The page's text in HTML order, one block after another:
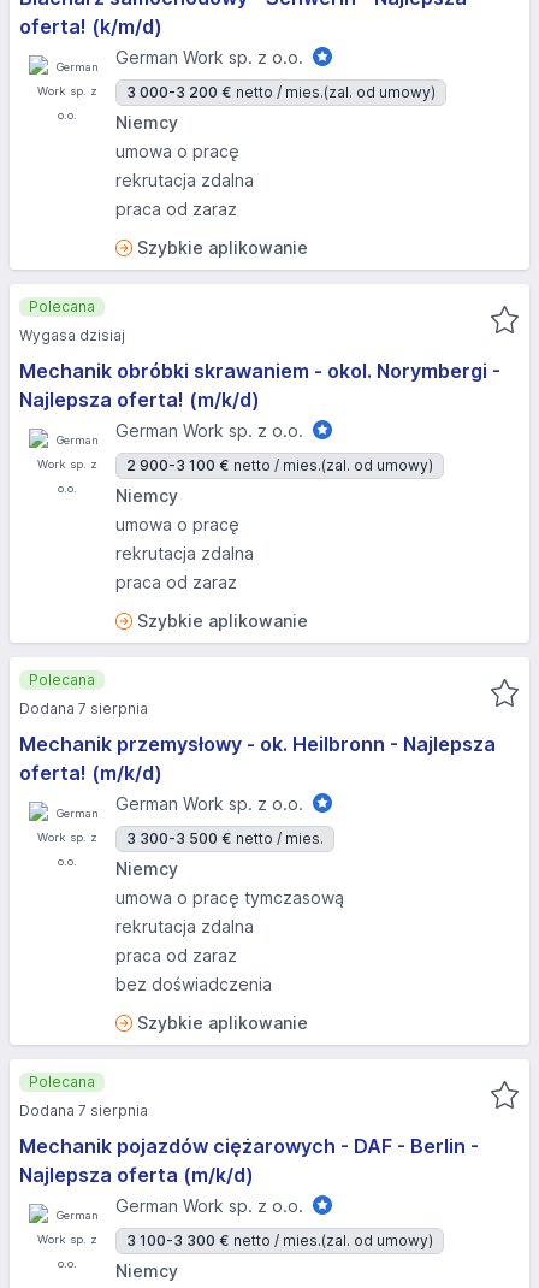
oferta! (k/m/d)
German Work sp. z o.o.
3 000-3 200 € netto / mies.(zal. od umowy)
Niemcy
umowa o pracę
rekrutacja zdalna
praca od zaraz
Szybkie aplikowanie
Mechanik obróbki skrawaniem - okol. Norymbergi -
Najlepsza oferta! (m/k/d)
German Work sp. z o.o.
2 900-3 100 € netto / mies.(zal. od umowy)
Niemcy
umowa o pracę
rekrutacja zdalna
praca od zaraz
Szybkie aplikowanie
Polecana
Wygasa dzisiaj
Mechanik przemysłowy - ok. Heilbronn - Najlepsza
oferta! (m/k/d)
German Work sp. z o.o.
3 300-3 500 € netto / mies.
Niemcy
umowa o pracę tymczasową
rekrutacja zdalna
praca od zaraz
bez doświadczenia
Szybkie aplikowanie
Polecana
Dodana 7 sierpnia
Mechanik pojazdów ciężarowych - DAF - Berlin -
Najlepsza oferta (m/k/d)
German Work sp. z o.o.
3 100-3 300 € netto / mies.(zal. od umowy)
Niemcy
Polecana
Dodana 7 sierpnia